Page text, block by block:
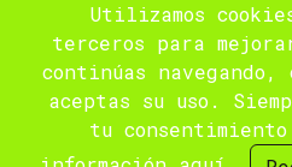
© 2009- 2026 Que
Política de privacidad
Utilizamos
terceros para
continúas navegando,
aceptas su uso.
tu